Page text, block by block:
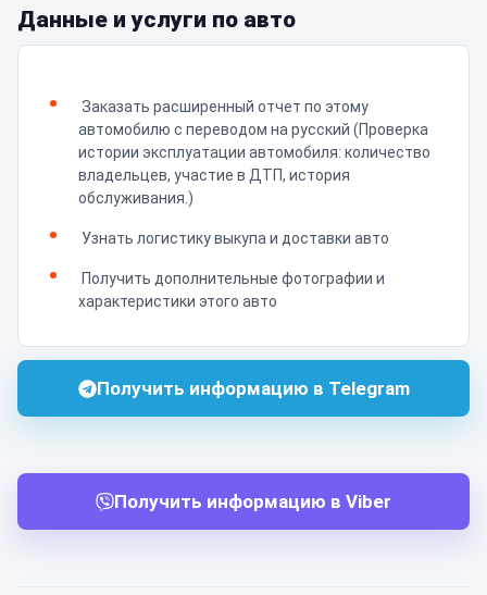
Данные и услуги по авто
Заказать расширенный отчет по этому
автомобилю с переводом на русский (Проверка
истории эксплуатации автомобиля: количество
владельцев, участие в ДТП, история
обслуживания.)
Узнать логистику выкупа и доставки авто
Получить дополнительные фотографии и
характеристики этого авто
Получить информацию в Telegram
Получить информацию в Viber